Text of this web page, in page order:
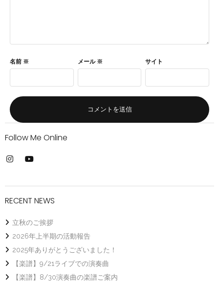
名前 ※ メール ※ サイト
Follow Me Online
RECENT NEWS
立秋のご挨拶
2026年上半期の活動報告
2025年ありがとうございました！
【楽譜】9/21ライブでの演奏曲
【楽譜】8/30演奏曲の楽譜ご案内